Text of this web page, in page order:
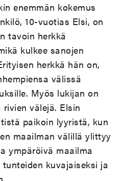
enemmän kokemus
10-vuotias Elsi, on
tavoin herkkä
kulkee sanojen
herkkä hän on,
välissä
Myös lukijan on
välejä. Elsin
paikoin lyyristä, kun
maailman välillä ylittyy
ympäröivä maailma
kuvajaiseksi ja